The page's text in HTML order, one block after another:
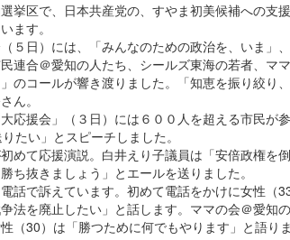
挙区で、日本共産党の、すやま初美候補への支
ます。
５日）には、「みんなのための政治を、いま」
連合＠愛知の人たち、シールズ東海の若者、マ
のコールが響き渡りました。「知恵を振り絞り
ん。
応援会」（３日）には６００人を超える市民が
たい」とスピーチしました。
て応援演説。白井えり子議員は「安倍政権を倒
ち抜きましょう」とエールを送りました。
話で訴えています。初めて電話をかけに女性（
法を廃止したい」と話します。ママの会＠愛知
（30）は「勝つために何でもやります」と語り